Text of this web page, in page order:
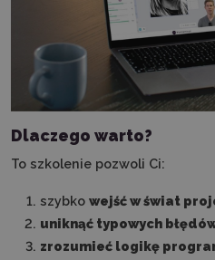
Dlaczego warto?
To szkolenie pozwoli Ci:
szybko wejść w świat
uniknąć typowych
zrozumieć logikę